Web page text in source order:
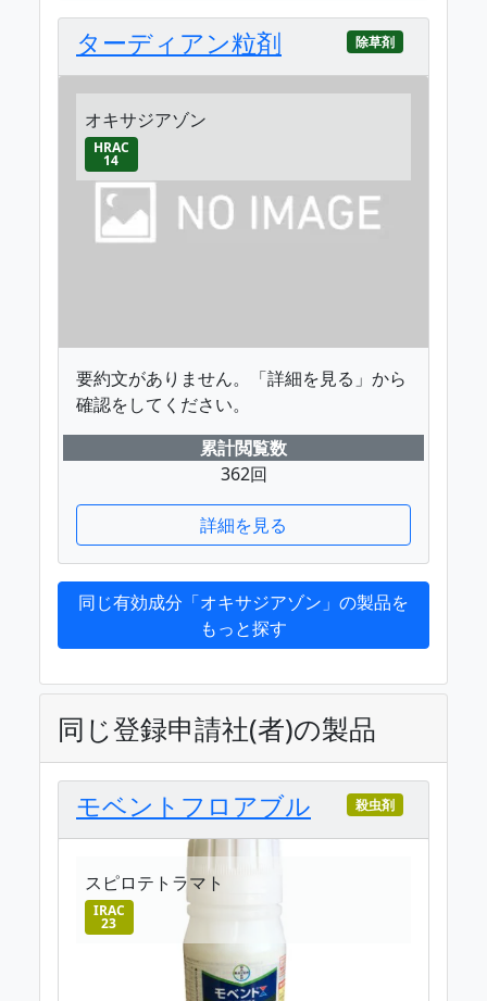
ターディアン粒剤 除草剤
オキサジアゾン
HRAC
14
要約文がありません。「詳細を見る」から
確認をしてください。
累計閲覧数
362回
詳細を見る
同じ有効成分「オキサジアゾン」の製品を
もっと探す
同じ登録申請社(者)の製品
モベントフロアブル 殺虫剤
スピロテトラマト
IRAC
23